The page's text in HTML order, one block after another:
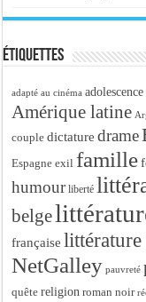
Étiquettes
adapté au cinéma adolescence
Amérique latine
couple dictature drame
Espagne exil famille
humour liberté
belge
française
NetGalley pauvreté
quête religion roman noir